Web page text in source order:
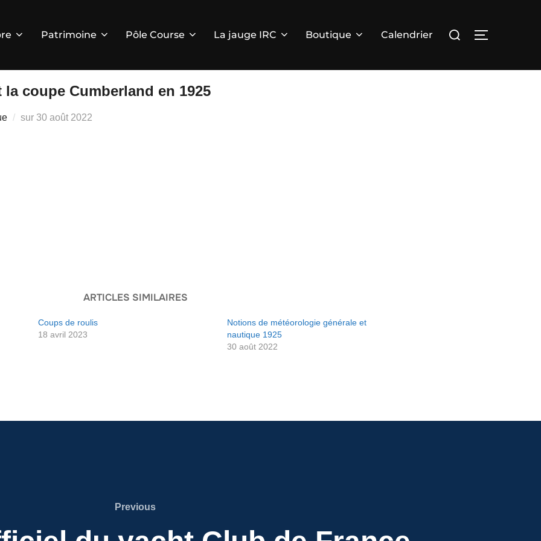
Patrimoine Pôle Course La jauge IRC Boutique Calendrier
PERMUTER
coupe Cumberland en 1925
sur Publié
30 août 2022
ARTICLES SIMILAIRES
Coups de roulis
18 avril 2023
Notions de météorologie générale et
nautique 1925
30 août 2022
Previous
Previous